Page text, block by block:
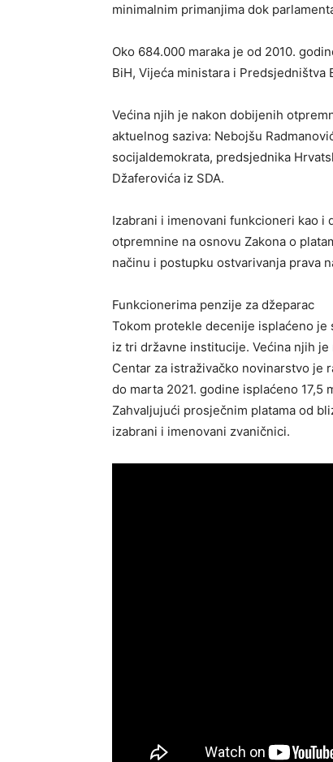
minimalnim primanjima dok
Oko 684.000 maraka je od 2010.
BiH, Vijeća ministara i Predsjedništva
Većina njih je nakon dobijenih
aktuelnog saziva: Nebojšu
socijaldemokrata, predsjednika
Džaferovića iz SDA.
Izabrani i imenovani funkcioneri kao
otpremnine na osnovu Zakona o
načinu i postupku ostvarivanja prava
Funkcionerima penzije za džeparac
Tokom protekle decenije isplaćeno je
iz tri državne institucije. Većina njih
Centar za istraživačko novinarstvo je
do marta 2021. godine isplaćeno 17,5
Zahvaljujući prosječnim platama od
izabrani i imenovani zvaničnici.